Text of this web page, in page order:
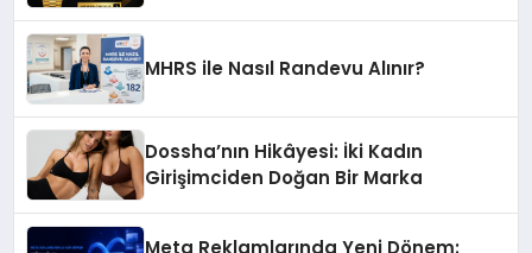
MHRS ile Nasıl Randevu Alınır?
Dossha’nın Hikâyesi: İki Kadın
Girişimciden Doğan Bir Marka
Meta Reklamlarında Yeni Dönem: